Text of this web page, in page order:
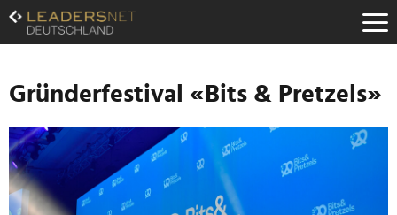
Zum
Inhalt
Zur
Navigation
Zur
Hauptnavigation
Gründerfestival «Bits & Pretzels»